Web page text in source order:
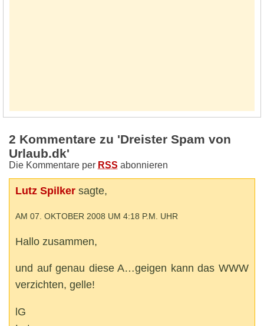
2 Kommentare zu 'Dreister Spam von
Urlaub.dk'
Die Kommentare per RSS abonnieren
Lutz Spilker sagte,
AM 07. OKTOBER 2008 UM 4:18 P.M. UHR
Hallo zusammen,
und auf genau diese A…geigen kann das WWW
verzichten, gelle!
lG